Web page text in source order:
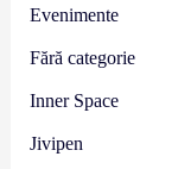
Evenimente
Fără categorie
Inner Space
Jivipen